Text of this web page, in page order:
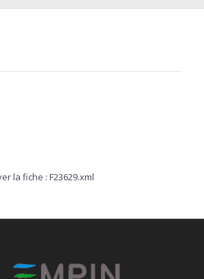
la fiche : F23629.xml